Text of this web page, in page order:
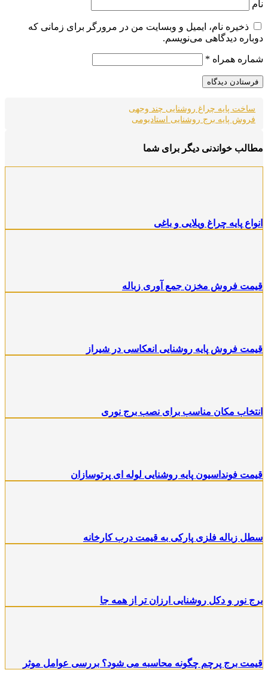
نام
ذخیره نام، ایمیل و وبسایت من در مرورگر برای زمانی که
دوباره دیدگاهی می‌نویسم.
شماره همراه *
ساخت پایه چراغ روشنایی چند وجهی
فروش پایه برج روشنایی استادیومی
مطالب خواندنی دیگر برای شما
انواع پایه چراغ ویلایی و باغی
قیمت فروش مخزن جمع آوری زباله
قیمت فروش پایه روشنایی انعکاسی در شیراز
انتخاب مکان مناسب برای نصب برج نوری
قیمت فونداسیون پایه روشنایی لوله ای پرتوسازان
سطل زباله فلزی پارکی به قیمت درب کارخانه
برج نور و دکل روشنایی ارزان تر از همه جا
قیمت برج پرچم چگونه محاسبه می شود؟ بررسی عوامل موثر